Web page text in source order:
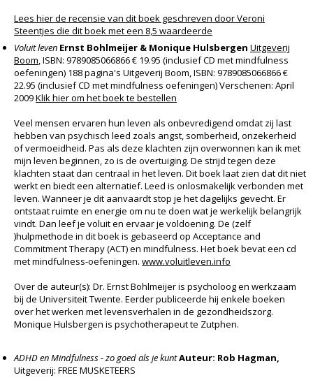
Lees hier de recensie van dit boek geschreven door Veroni
Steentjes die dit boek met een 8,5 waardeerde
Voluit leven Ernst Bohlmeijer & Monique Hulsbergen Uitgeverij
Boom, ISBN: 9789085066866 € 19.95 (inclusief CD met mindfulness
oefeningen) 188 pagina's Uitgeverij Boom, ISBN: 9789085066866 €
22.95 (inclusief CD met mindfulness oefeningen) Verschenen: April
2009Klik hier om het boek te bestellen
Veel mensen ervaren hun leven als onbevredigend omdat zij last
hebben van psychisch leed zoals angst, somberheid, onzekerheid
of vermoeidheid. Pas als deze klachten zijn overwonnen kan ik met
mijn leven beginnen, zo is de overtuiging. De strijd tegen deze
klachten staat dan centraal in het leven. Dit boek laat zien dat dit niet
werkt en biedt een alternatief. Leed is onlosmakelijk verbonden met
leven. Wanneer je dit aanvaardt stop je het dagelijks gevecht. Er
ontstaat ruimte en energie om nu te doen wat je werkelijk belangrijk
vindt. Dan leef je voluit en ervaar je voldoening. De (zelf
)hulpmethode in dit boek is gebaseerd op Acceptance and
Commitment Therapy (ACT) en mindfulness. Het boek bevat een cd
met mindfulness-oefeningen. www.voluitleven.info
Over de auteur(s): Dr. Ernst Bohlmeijer is psycholoog en werkzaam
bij de Universiteit Twente. Eerder publiceerde hij enkele boeken
over het werken met levensverhalen in de gezondheidszorg.
Monique Hulsbergen is psychotherapeut te Zutphen.
ADHD en Mindfulness - zo goed als je kuntAuteur: Rob Hagman,
Uitgeverij: FREE MUSKETEERS